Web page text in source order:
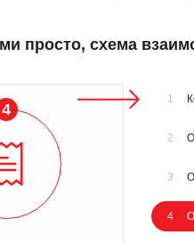
просто, схема
4
1
2
3
4